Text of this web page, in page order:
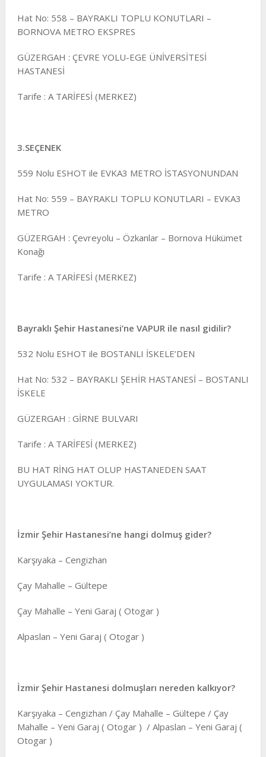
Hat No: 558 – BAYRAKLI TOPLU KONUTLARI –
BORNOVA METRO EKSPRES
GÜZERGAH : ÇEVRE YOLU-EGE ÜNİVERSİTESİ
HASTANESİ
Tarife : A TARİFESİ (MERKEZ)
3.SEÇENEK
559 Nolu ESHOT ile EVKA3 METRO İSTASYONUNDAN
Hat No: 559 – BAYRAKLI TOPLU KONUTLARI – EVKA3
METRO
GÜZERGAH : Çevreyolu – Özkanlar – Bornova Hükümet
Konağı
Tarife : A TARİFESİ (MERKEZ)
Bayraklı Şehir Hastanesi’ne VAPUR ile nasıl gidilir?
532 Nolu ESHOT ile BOSTANLI İSKELE’DEN
Hat No: 532 – BAYRAKLI ŞEHİR HASTANESİ – BOSTANLI
İSKELE
GÜZERGAH : GİRNE BULVARI
Tarife : A TARİFESİ (MERKEZ)
BU HAT RİNG HAT OLUP HASTANEDEN SAAT
UYGULAMASI YOKTUR.
İzmir Şehir Hastanesi’ne hangi dolmuş gider?
Karşıyaka – Cengizhan
Çay Mahalle – Gültepe
Çay Mahalle – Yeni Garaj ( Otogar )
Alpaslan – Yeni Garaj ( Otogar )
İzmir Şehir Hastanesi dolmuşları nereden kalkıyor?
Karşıyaka – Cengizhan / Çay Mahalle – Gültepe / Çay
Mahalle – Yeni Garaj ( Otogar ) / Alpaslan – Yeni Garaj (
Otogar )